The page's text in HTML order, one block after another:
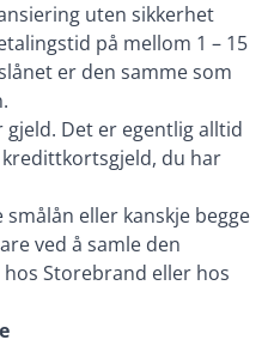
uten sikkerhet
på mellom 1 – 15
er den samme som
gjeld. Det er egentlig alltid
du har
eller kanskje begge
ved å samle den
Storebrand eller hos